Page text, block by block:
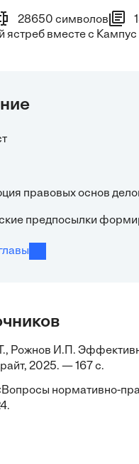
28650 символов
ястреб вместе с Кампус
правовых основ
предпосылки
Рожнов И.П.
2025. — 167 с.
нормативно-